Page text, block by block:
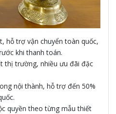
hỗ trợ vận chuyển toàn quốc,
khi thanh toán.
thị trường, nhiều ưu đãi đặc
nội thành, hỗ trợ đến 50%
quyền theo từng mẫu thiết